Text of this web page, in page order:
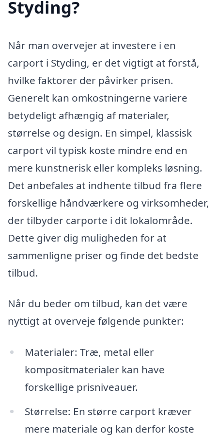
Styding?
Når man overvejer at investere i en
carport i Styding, er det vigtigt at forstå,
hvilke faktorer der påvirker prisen.
Generelt kan omkostningerne variere
betydeligt afhængig af materialer,
størrelse og design. En simpel, klassisk
carport vil typisk koste mindre end en
mere kunstnerisk eller kompleks løsning.
Det anbefales at indhente tilbud fra flere
forskellige håndværkere og virksomheder,
der tilbyder carporte i dit lokalområde.
Dette giver dig muligheden for at
sammenligne priser og finde det bedste
tilbud.
Når du beder om tilbud, kan det være
nyttigt at overveje følgende punkter:
Materialer: Træ, metal eller
kompositmaterialer kan have
forskellige prisniveauer.
Størrelse: En større carport kræver
mere materiale og kan derfor koste